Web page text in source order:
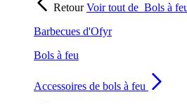
RetourVoir tout de Bols à
Barbecues d'Ofyr
Bols à feu
Accessoires de bols à feu